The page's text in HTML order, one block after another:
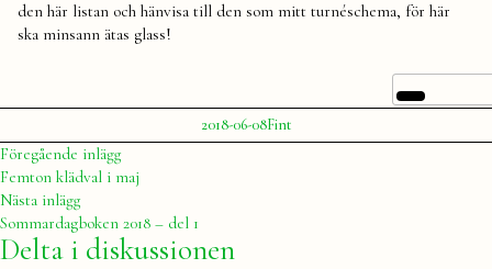
den här listan och hänvisa till den som mitt turnéschema, för här
ska minsann ätas glass!
Publicerat
av
Julia
2018-06-08Publicerat
i
FintEtiketter:
Asos,
Inläggsnavigering
Föregående inläggFöregående
inlägg:
Femton klädval i maj
Nästa inläggNästa
inlägg:
Sommardagboken 2018 – del 1
Delta i diskussionen